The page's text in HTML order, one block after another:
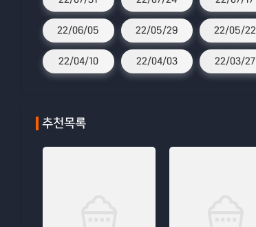
22/06/05 22/05/29 22/05/22
22/04/10 22/04/03 22/03/27
추천목록